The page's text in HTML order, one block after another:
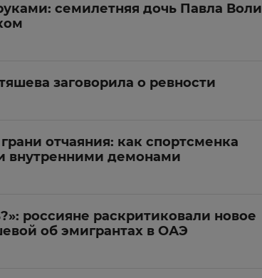
семилетняя дочь Павла Воли
заговорила о ревности
отчаяния: как спортсменка
внутренними демонами
россияне раскритиковали новое
об эмигрантах в ОАЭ